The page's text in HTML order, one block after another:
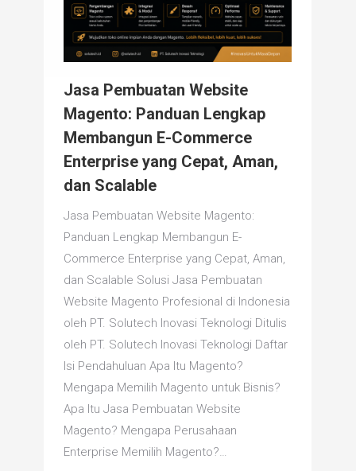
Jasa Pembuatan Website
Magento: Panduan Lengkap
Membangun E-Commerce
Enterprise yang Cepat, Aman,
dan Scalable
Jasa Pembuatan Website Magento:
Panduan Lengkap Membangun E-
Commerce Enterprise yang Cepat, Aman,
dan Scalable Solusi Jasa Pembuatan
Website Magento Profesional di Indonesia
oleh PT. Solutech Inovasi Teknologi Ditulis
oleh PT. Solutech Inovasi Teknologi Daftar
Isi Pendahuluan Apa Itu Magento?
Mengapa Memilih Magento untuk Bisnis?
Apa Itu Jasa Pembuatan Website
Magento? Mengapa Perusahaan
Enterprise Memilih Magento?…